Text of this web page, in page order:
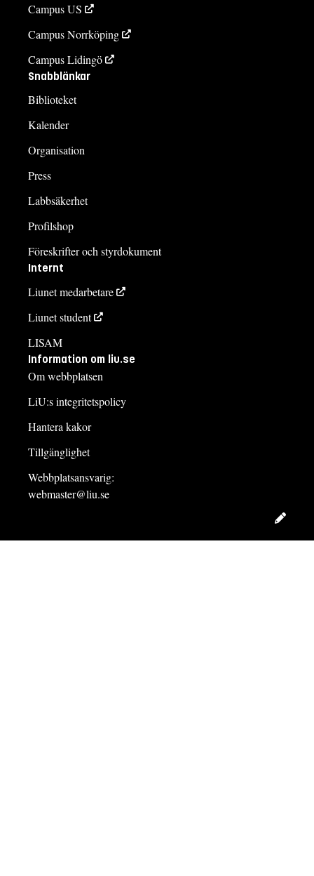
Campus US
Campus Norrköping
Campus Lidingö
Snabblänkar
Biblioteket
Kalender
Organisation
Press
Labbsäkerhet
Profilshop
Föreskrifter och styrdokument
Internt
Liunet medarbetare
Liunet student
LISAM
Information om liu.se
Om webbplatsen
LiU:s integritetspolicy
Hantera kakor
Tillgänglighet
Webbplatsansvarig:
webmaster@liu.se